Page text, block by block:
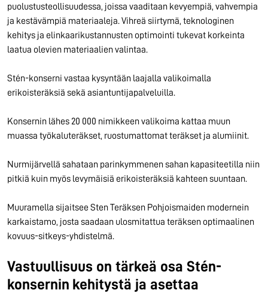
puolustusteollisuudessa, joissa vaaditaan kevyempiä, vahvempia
ja kestävämpiä materiaaleja. Vihreä siirtymä, teknologinen
kehitys ja elinkaarikustannusten optimointi tukevat korkeinta
laatua olevien materiaalien valintaa.
Stén-konserni vastaa kysyntään laajalla valikoimalla
erikoisteräksiä sekä asiantuntijapalveluilla.
Konsernin lähes 20 000 nimikkeen valikoima kattaa muun
muassa työkaluteräkset, ruostumattomat teräkset ja alumiinit.
Nurmijärvellä sahataan parinkymmenen sahan kapasiteetilla niin
pitkiä kuin myös levymäisiä erikoisteräksiä kahteen suuntaan.
Muuramella sijaitsee Sten Teräksen Pohjoismaiden modernein
karkaistamo, josta saadaan ulosmitattua teräksen optimaalinen
kovuus-sitkeys-yhdistelmä.
Vastuullisuus on tärkeä osa Stén-
konsernin kehitystä ja asettaa